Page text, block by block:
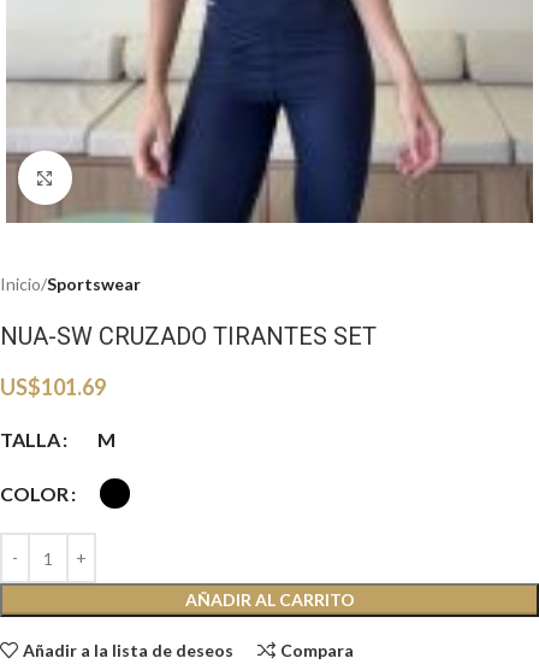
Haga clic para ampliar
Inicio Sportswear
NUA-SW CRUZADO TIRANTES SET
US$101.69
TALLA M
COLOR
AÑADIR AL CARRITO
Añadir a la lista de deseos Compara